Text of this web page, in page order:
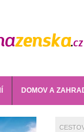
DOMOV A